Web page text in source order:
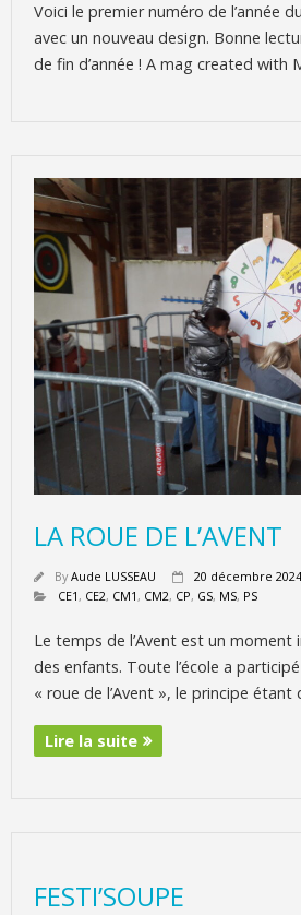
Voici le premier numéro de l’année
avec un nouveau design. Bonne
de fin d’année ! A mag created with
LA ROUE DE L’AVENT
ByAude LUSSEAU
20 décembre 2024
CE1 , CE2, CM1 , CM2, CP, GS, MS, PS
Le temps de l’Avent est un
des enfants. Toute l’école a
« roue de l’Avent », le principe
Lire la suite
FESTI’SOUPE